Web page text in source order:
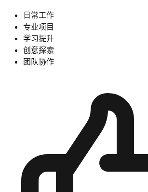
日常工作
专业项目
学习提升
创意探索
团队协作